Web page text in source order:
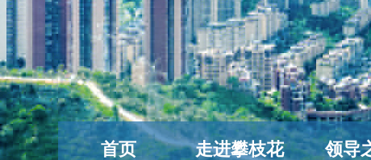
首页 走进攀枝花 领导